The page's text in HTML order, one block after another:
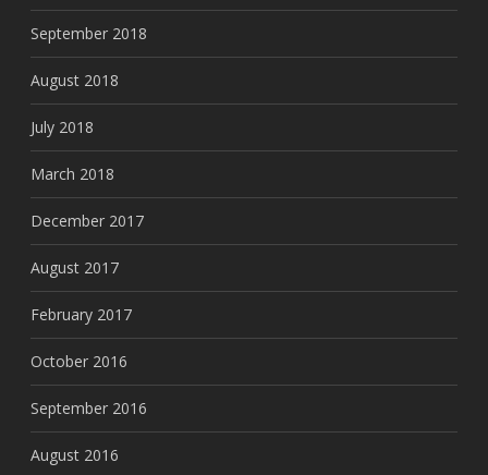
September 2018
August 2018
July 2018
March 2018
December 2017
August 2017
February 2017
October 2016
September 2016
August 2016